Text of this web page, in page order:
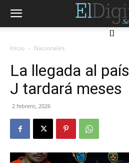
[]
Inicio Nacionales
La llegada al
J tardará meses
2 febrero, 2026